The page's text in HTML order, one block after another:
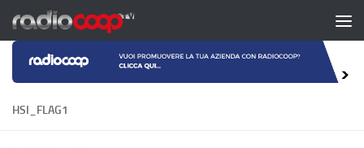
Salta al contenuto
HSI_FLAG1